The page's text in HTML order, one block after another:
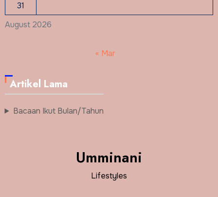
August 2026
31
« Mar
Artikel Lama
Bacaan Ikut Bulan/Tahun
Umminani
Lifestyles